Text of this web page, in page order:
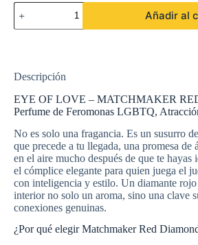
EYE
OF
LOVE
DIAMOND
PERFUME
FEROMONAS
ELLA
30
ML
cantidad
Añadir al
Descripción
EYE OF LOVE – MATCHMAKER
Perfume de Feromonas LGBTQ,
No es solo una fragancia. Es un susurro
que precede a tu llegada, una promesa de
en el aire mucho después de que te
el cómplice elegante para quien juega el
con inteligencia y estilo. Un diamante rojo
interior no solo un aroma, sino una clave
conexiones genuinas.
¿Por qué elegir Matchmaker Red